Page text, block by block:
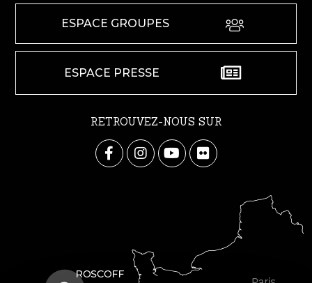
ESPACE GROUPES
ESPACE PRESSE
RETROUVEZ-NOUS SUR